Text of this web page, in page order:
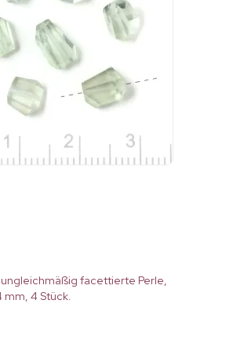
facettierte Perle,
mm, 4 Stück.